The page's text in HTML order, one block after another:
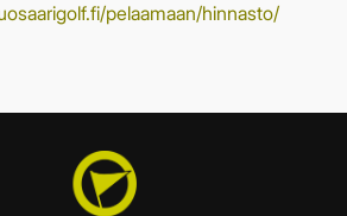
pelaamaan/hinnasto/